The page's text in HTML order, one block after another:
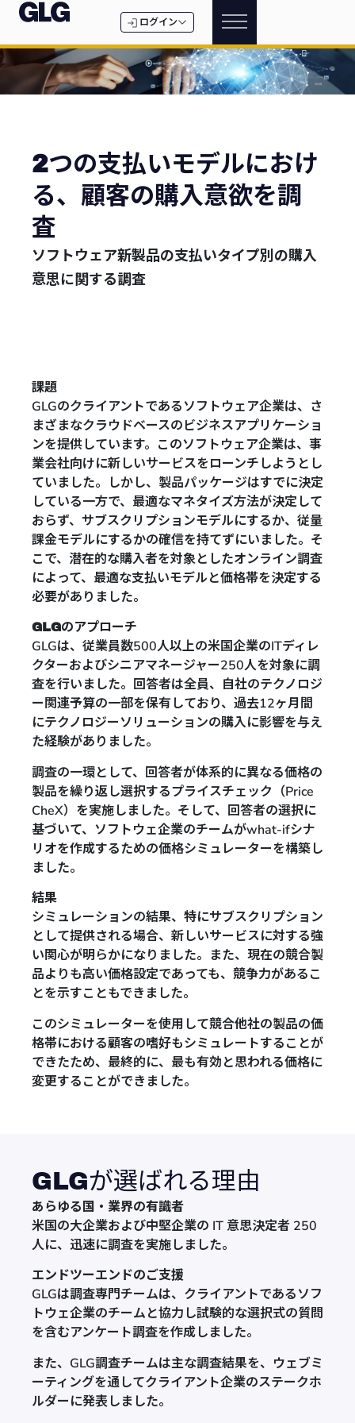
ログイン
2つの支払いモデルにおけ
る、顧客の購入意欲を調
査
ソフトウェア新製品の支払いタイプ別の購入
意思に関する調査
課題
GLGのクライアントであるソフトウェア企業は、さ
まざまなクラウドベースのビジネスアプリケーショ
ンを提供しています。このソフトウェア企業は、事
業会社向けに新しいサービスをローンチしようとし
ていました。しかし、製品パッケージはすでに決定
している一方で、最適なマネタイズ方法が決定して
おらず、サブスクリプションモデルにするか、従量
課金モデルにするかの確信を持てずにいました。そ
こで、潜在的な購入者を対象としたオンライン調査
によって、最適な支払いモデルと価格帯を決定する
必要がありました。
GLGのアプローチ
GLGは、従業員数500人以上の米国企業のITディレ
クターおよびシニアマネージャー250人を対象に調
査を行いました。回答者は全員、自社のテクノロジ
ー関連予算の一部を保有しており、過去12ヶ月間
にテクノロジーソリューションの購入に影響を与え
た経験がありました。
調査の一環として、回答者が体系的に異なる価格の
製品を繰り返し選択するプライスチェック（Price
CheX）を実施しました。そして、回答者の選択に
基づいて、ソフトウェ企業のチームがwhat-ifシナ
リオを作成するための価格シミュレーターを構築し
ました。
結果
シミュレーションの結果、特にサブスクリプション
として提供される場合、新しいサービスに対する強
い関心が明らかになりました。また、現在の競合製
品よりも高い価格設定であっても、競争力があるこ
とを示すこともできました。
このシミュレーターを使用して競合他社の製品の価
格帯における顧客の嗜好もシミュレートすることが
できたため、最終的に、最も有効と思われる価格に
変更することができました。
GLGが選ばれる理由
あらゆる国・業界の有識者
米国の大企業および中堅企業の IT 意思決定者 250
人に、迅速に調査を実施しました。
エンドツーエンドのご支援
GLGは調査専門チームは、クライアントであるソフ
トウェ企業のチームと協力し試験的な選択式の質問
を含むアンケート調査を作成しました。
また、GLG調査チームは主な調査結果を、ウェブミ
ーティングを通してクライアント企業のステークホ
ルダーに発表しました。